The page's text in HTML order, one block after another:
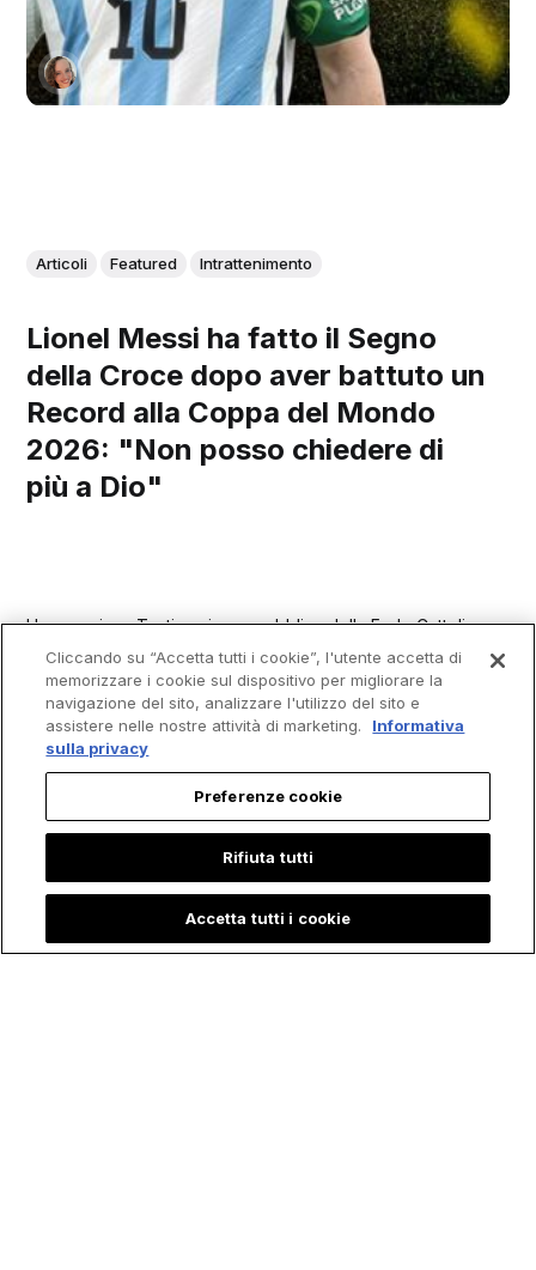
Articoli Featured Intrattenimento
Lionel Messi ha fatto il Segno
della Croce dopo aver battuto un
Record alla Coppa del Mondo
2026: "Non posso chiedere di
più a Dio"
Una preziosa Testimonianza pubblica della Fede Cattolica
di Lionel Messi! 🙌
Cliccando su “Accetta tutti i cookie”, l'utente accetta di
memorizzare i cookie sul dispositivo per migliorare la
navigazione del sito, analizzare l'utilizzo del sito e
assistere nelle nostre attività di marketing.
Informativa
sulla privacy
Preferenze cookie
Rifiuta tutti
Accetta tutti i cookie